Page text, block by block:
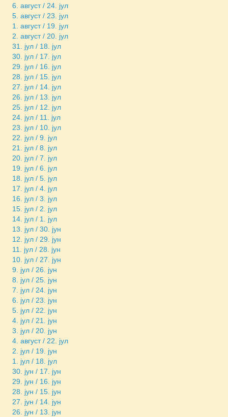
6. август / 24. јул
5. август / 23. јул
1. август / 19. јул
2. август / 20. јул
31. јул / 18. јул
30. јул / 17. јул
29. јул / 16. јул
28. јул / 15. јул
27. јул / 14. јул
26. јул / 13. јул
25. јул / 12. јул
24. јул / 11. јул
23. јул / 10. јул
22. јул / 9. јул
21. јул / 8. јул
20. јул / 7. јул
19. јул / 6. јул
18. јул / 5. јул
17. јул / 4. јул
16. јул / 3. јул
15. јул / 2. јул
14. јул / 1. јул
13. јул / 30. јун
12. јул / 29. јун
11. јул / 28. јун
10. јул / 27. јун
9. јул / 26. јун
8. јул / 25. јун
7. јул / 24. јун
6. јул / 23. јун
5. јул / 22. јун
4. јул / 21. јун
3. јул / 20. јун
4. август / 22. јул
2. јул / 19. јун
1. јул / 18. јул
30. јун / 17. јун
29. јун / 16. јун
28. јун / 15. јун
27. јун / 14. јун
26. јун / 13. јун